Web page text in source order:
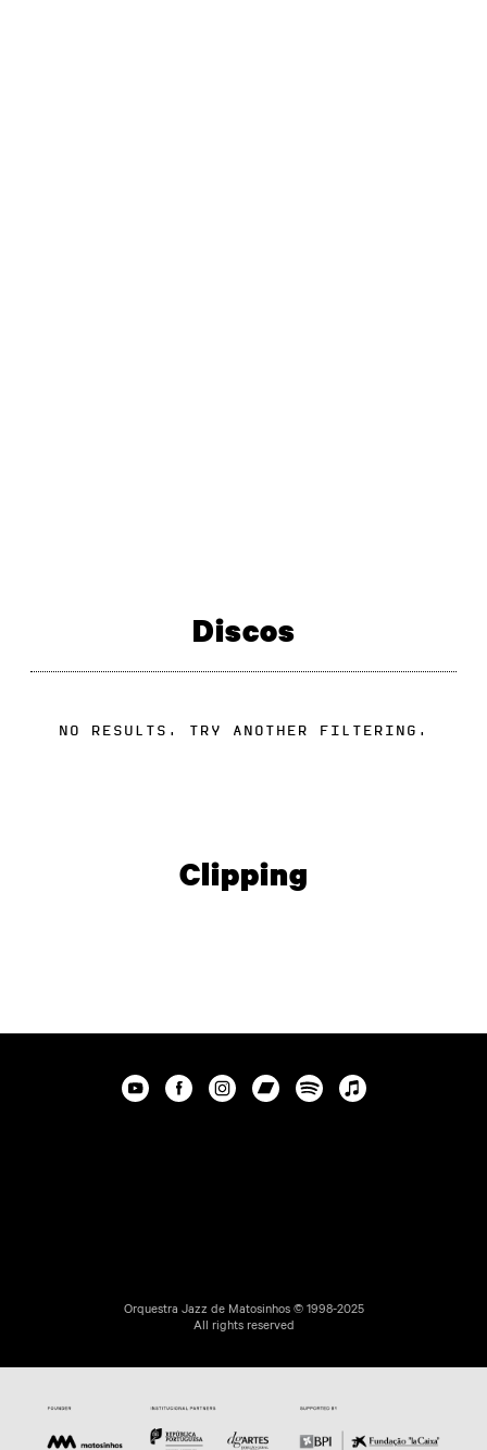
Discos
NO RESULTS. TRY ANOTHER FILTERING.
Clipping
Orquestra Jazz de Matosinhos © 1998-2025
All rights reserved